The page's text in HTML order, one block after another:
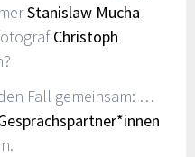
Stanislaw Mucha
Christoph
Fall gemeinsam: …